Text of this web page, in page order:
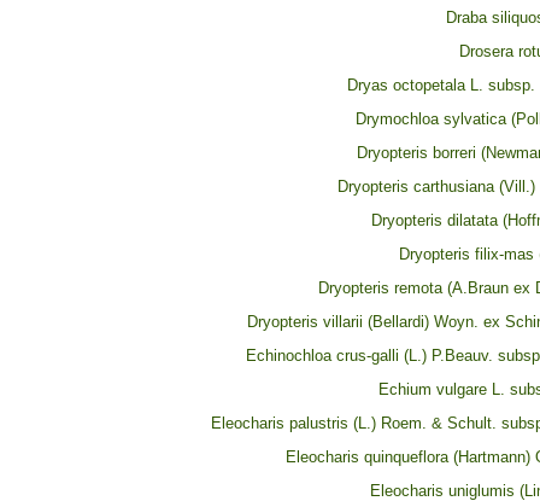
Draba
Drosera
Dryas octopetala L. subsp.
Drymochloa sylvatica
Dryopteris borreri
Dryopteris carthusiana (Vill.)
Dryopteris dilatata
Dryopteris filix-mas
Dryopteris remota (A.Braun ex
Dryopteris villarii (Bellardi) Woyn. ex
Echinochloa crus-galli (L.) P.Beauv.
Echium vulgare L.
Eleocharis palustris (L.) Roem. & Schult.
Eleocharis quinqueflora (Hartmann)
Eleocharis uniglumis